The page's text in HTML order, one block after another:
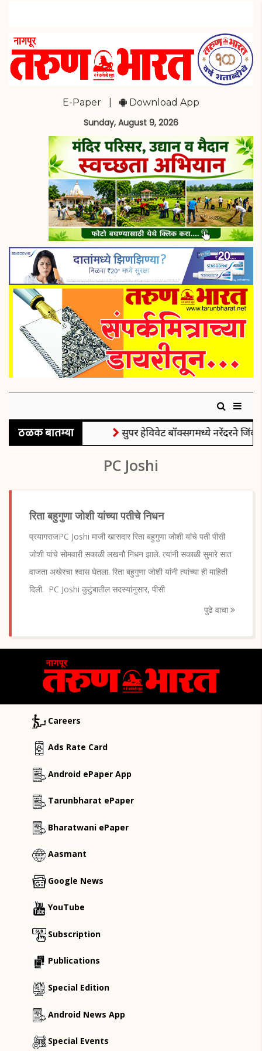
E-Paper Download App
Sunday, August 9, 2026
ठळक बातम्या सुपर हेविवेट बॉक्सिंगमध्ये नरेंदरने जिंकले
PC Joshi
रिता बहुगुणा जोशी यांच्या पतीचे निधन
प्रयागराजPC Joshi माजी खासदार रिता बहुगुणा जोशी यांचे पती पीसी
जोशी यांचे सोमवारी सकाळी लखनौ निधन झाले. त्यांनी सकाळी सुमारे सात
वाजता अखेरचा श्वास घेतला. रिता बहुगुणा जोशी यांनी त्यांच्या ही माहिती
दिली. PC Joshi कुटुंबातील सदस्यांनुसार, पीसी
पुढे वाचा
Careers
Ads Rate Card
Android ePaper App
Tarunbharat ePaper
Bharatwani ePaper
Aasmant
Google News
YouTube
Subscription
Publications
Special Edition
Android News App
Special Events